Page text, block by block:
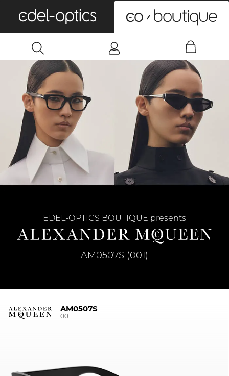
AM0507S (001)
EDEL-OPTICS BOUTIQUE presents
AM0507S
001